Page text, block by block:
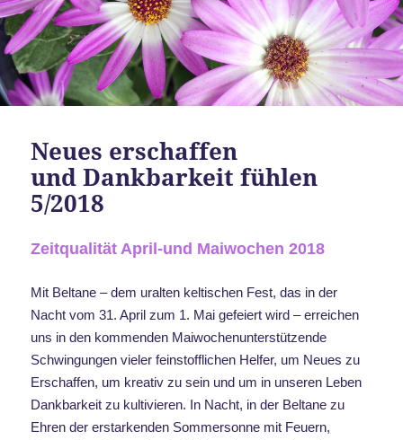
Neues erschaffen
und Dankbarkeit fühlen
5/2018
Zeitqualität April-und Maiwochen 2018
Mit Beltane – dem uralten keltischen Fest, das in der
Nacht vom 31. April zum 1. Mai gefeiert wird – erreichen
uns in den kommenden Maiwochenunterstützende
Schwingungen vieler feinstofflichen Helfer, um Neues zu
Erschaffen, um kreativ zu sein und um in unseren Leben
Dankbarkeit zu kultivieren. In Nacht, in der Beltane zu
Ehren der erstarkenden Sommersonne mit Feuern,